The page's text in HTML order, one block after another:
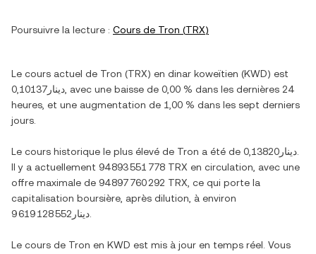
Poursuivre la lecture : Cours de Tron (TRX)
Le cours actuel de Tron (TRX) en dinar koweïtien (KWD) est
دينار0,10137 , avec une baisse de 0,00 % dans les dernières 24
heures, et une augmentation de 1,00 % dans les sept derniers
jours.
Le cours historique le plus élevé de Tron a été de دينار0,13820
Il y a actuellement 94 893 551 778 TRX en circulation, avec une
offre maximale de 94 897 760 292 TRX , ce qui porte la
capitalisation boursière, après dilution, à environ
دينار9 619 128 552
Le cours de Tron en KWD est mis à jour en temps réel. Vous